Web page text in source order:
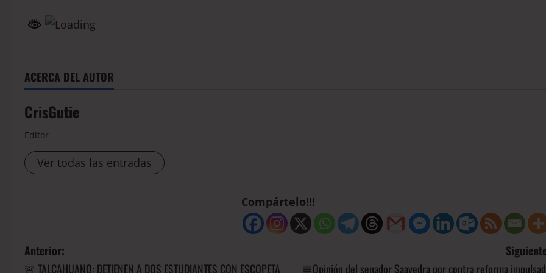
ACERCA DEL AUTOR
CrisGutie
Editor
Ver todas las entradas
Compártelo!!!
Anterior:
🚨 TALCAHUANO: DETIENEN A DOS ESTUDIANTES CON ESCOPETA
🟦Opinión del senador Saavedra por contra reforma